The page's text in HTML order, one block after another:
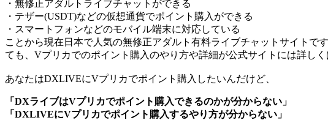
・無修正アダルトライブチャットができる
・テザー(USDT)などの仮想通貨でポイント購入ができる
・スマートフォンなどのモバイル端末に対応している
ことから現在日本で人気の無修正アダルト有料ライブチャットサイト
ても、Vプリカでのポイント購入のやり方や詳細が公式サイトには詳し
あなたはDXLIVEにVプリカでポイント購入したいんだけど、
「DXライブはVプリカでポイント購入できるのかが分からない」
「DXLIVEにVプリカでポイント購入するやり方が分からない」